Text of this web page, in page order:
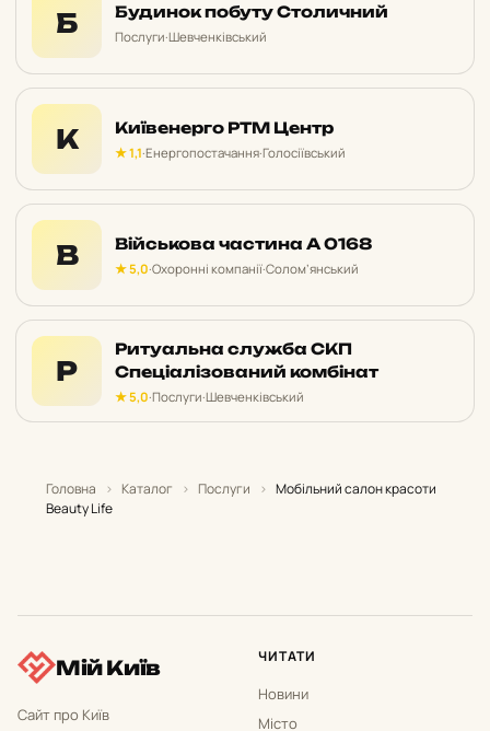
Б Будинок побуту Столичний
Послуги·Шевченківський
К Київенерго РТМ Центр
★ 1,1·Енергопостачання·Голосіївський
В Військова частина А 0168
★ 5,0·Охоронні компанії·Солом’янський
Р
Ритуальна служба СКП
Спеціалізований комбінат
★ 5,0·Послуги·Шевченківський
Головна › Каталог › Послуги › Мобільний салон красоти
Beauty Life
Мій Київ
Сайт про Київ
ЧИТАТИ
Новини
Місто